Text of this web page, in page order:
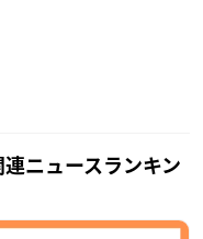
ニュースランキン